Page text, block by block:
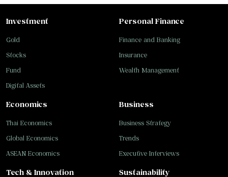
Investment
Gold
Stocks
Fund
Digital Assets
Personal Finance
Finance and Banking
Insurance
Wealth Management
Business
Business Strategy
Trends
Executive Interviews
Tech & Innovation Sustainability
Economics
Thai Economics
Global Economics
ASEAN Economics